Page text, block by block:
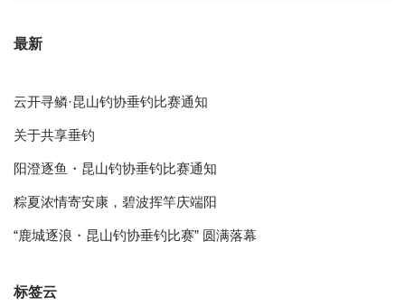
最新
云开寻鳞·昆山钓协垂钓比赛通知
关于共享垂钓
阳澄逐鱼・昆山钓协垂钓比赛通知
粽夏浓情寄安康，碧波挥竿庆端阳
“鹿城逐浪・昆山钓协垂钓比赛” 圆满落幕
标签云